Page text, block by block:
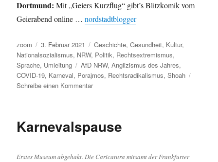
Dortmund: Mit „Geiers Kurzflug“ gibt’s Blitzkomik vom
Geierabend online …nordstadtblogger
Autor
zoom
Veröffentlicht
am
3. Februar 2021 Kategorien
Geschichte,Gesundheit, Kultur,
Nationalsozialismus, NRW, Politik, Rechtsextremismus,
Sprache, Umleitung Schlagwörter
AfD NRW,Anglizismus des Jahres,
COVID-19, Karneval, Porajmos, Rechtsradikalismus,Shoah
Schreibe einen Kommentarzu
des
Shoah,
Karnevalspause
Erstes Museum abgehakt. Die Caricatura mitsamt der Frankfurter